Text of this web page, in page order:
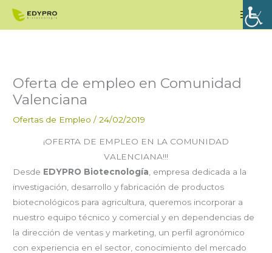
Oferta de empleo en Comunidad
Valenciana
Ofertas de Empleo /24/02/2019
¡OFERTA DE EMPLEO EN LA COMUNIDAD
VALENCIANA!!!
Desde EDYPRO Biotecnología , empresa dedicada a la
investigación, desarrollo y fabricación de productos
biotecnológicos para agricultura, queremos incorporar a
nuestro equipo técnico y comercial y en dependencias de
la dirección de ventas y marketing, un perfil agronómico
con experiencia en el sector, conocimiento del mercado